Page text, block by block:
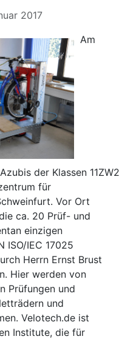
2017
Am
der Klassen 11ZW2
für
Vor Ort
ca. 20 Prüf- und
einzigen
ISO/IEC 17025
Herrn Ernst Brust
Hier werden von
Prüfungen und
und
Velotech.de ist
Institute, die für